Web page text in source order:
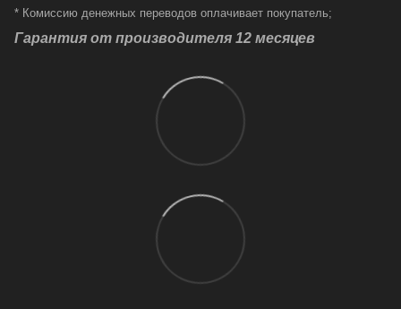
* Комиссию денежных переводов оплачивает покупатель;
Гарантия от производителя 12 месяцев